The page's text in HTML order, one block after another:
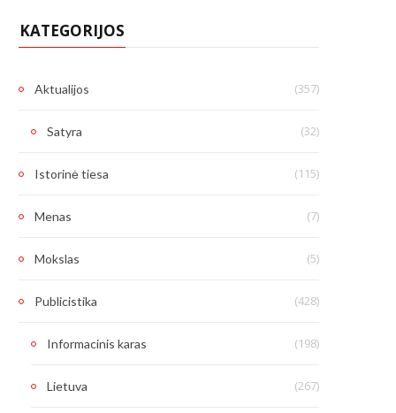
KATEGORIJOS
Aktualijos (357)
Satyra (32)
Istorinė tiesa (115)
Menas (7)
Mokslas (5)
Publicistika (428)
Informacinis karas (198)
Lietuva (267)